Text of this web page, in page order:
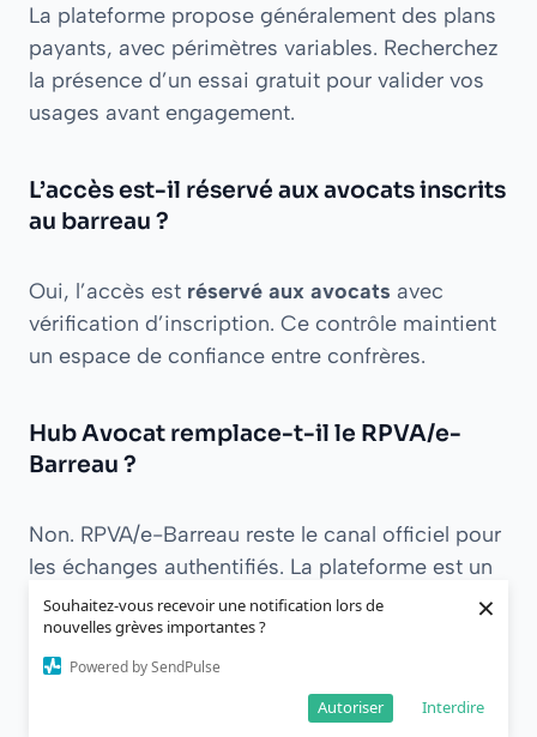
Souhaitez-vous recevoir une notification lors de
nouvelles grèves importantes ?
Powered by SendPulse
Interdire
Autoriser
×
La plateforme propose généralement des plans
payants, avec périmètres variables. Recherchez
la présence d’un essai gratuit pour valider vos
usages avant engagement.
L’accès est-il réservé aux avocats inscrits
au barreau ?
Oui, l’accès est réservé aux avocats avec
vérification d’inscription. Ce contrôle maintient
un espace de confiance entre confrères.
Hub Avocat remplace-t-il le RPVA/e-
Barreau ?
Non. RPVA/e-Barreau reste le canal officiel pour
les échanges authentifiés. La plateforme est un
complément pour collaborer et centraliser des
usages quotidiens.
Où sont hébergées les données et